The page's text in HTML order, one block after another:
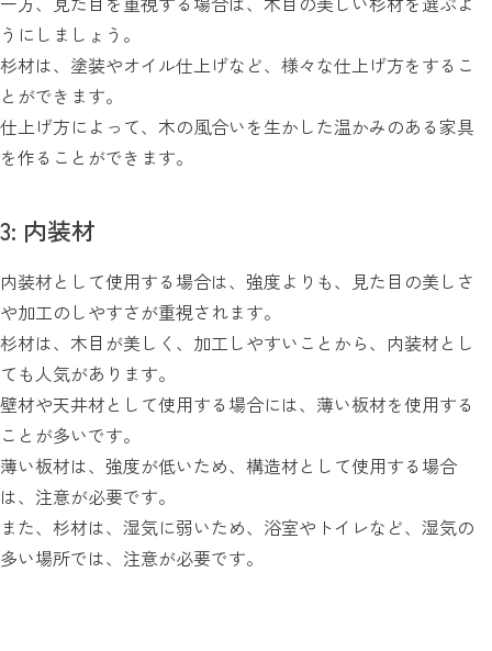
うにしましょう。
杉材は、塗装やオイル仕上げなど、様々な仕上げ方をするこ
とができます。
仕上げ方によって、木の風合いを生かした温かみのある家具
を作ることができます。
3: 内装材
内装材として使用する場合は、強度よりも、見た目の美しさ
や加工のしやすさが重視されます。
杉材は、木目が美しく、加工しやすいことから、内装材とし
ても人気があります。
壁材や天井材として使用する場合には、薄い板材を使用する
ことが多いです。
薄い板材は、強度が低いため、構造材として使用する場合
は、注意が必要です。
また、杉材は、湿気に弱いため、浴室やトイレなど、湿気の
多い場所では、注意が必要です。